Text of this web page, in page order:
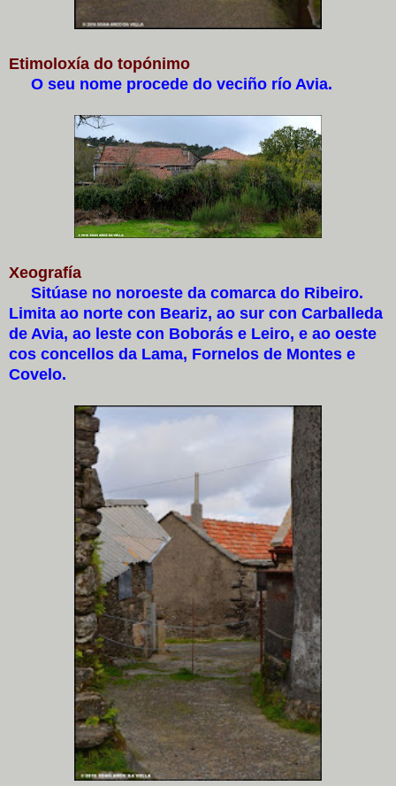
Etimoloxía do topónimo
O seu nome procede do veciño río Avia.
Xeografía
Sitúase no noroeste da comarca do Ribeiro.
Limita ao norte con Beariz, ao sur con Carballeda
de Avia, ao leste con Boborás e Leiro, e ao oeste
cos concellos da Lama, Fornelos de Montes e
Covelo.